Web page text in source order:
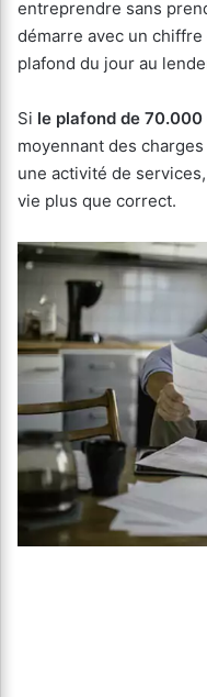
entreprendre sans
démarre avec un chiffre
plafond du jour au
Si le plafond de
moyennant des
une activité de
vie plus que correct.